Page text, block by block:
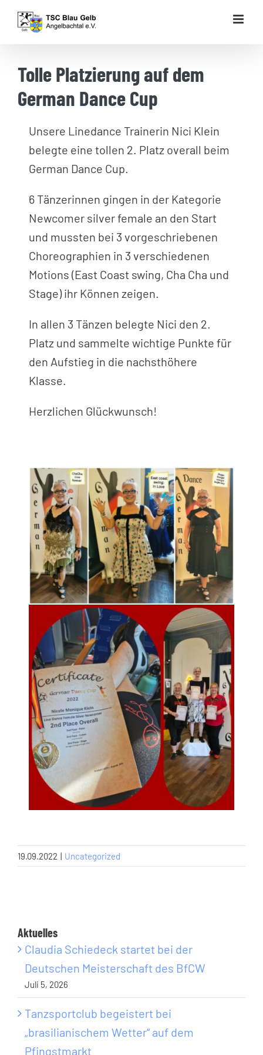
Zum
Inhalt
Tolle Platzierung auf dem
German Dance Cup
Unsere Linedance Trainerin Nici Klein
belegte eine tollen 2. Platz overall beim
German Dance Cup.
6 Tänzerinnen gingen in der Kategorie
Newcomer silver female an den Start
und mussten bei 3 vorgeschriebenen
Choreographien in 3 verschiedenen
Motions (East Coast swing, Cha Cha und
Stage) ihr Können zeigen.
In allen 3 Tänzen belegte Nici den 2.
Platz und sammelte wichtige Punkte für
den Aufstieg in die nachsthöhere
Klasse.
Herzlichen Glückwunsch!
19.09.2022 | Uncategorized
Aktuelles
Claudia Schiedeck startet bei der
Deutschen Meisterschaft des BfCW
Juli 5, 2026
Tanzsportclub begeistert bei
„brasilianischem Wetter“ auf dem
Pfingstmarkt